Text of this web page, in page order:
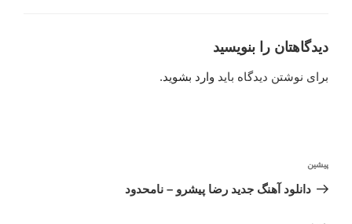
دیدگاهتان را بنویسید
برای نوشتن دیدگاه باید وارد بشوید.
نوشته
قبلی
پیشین
دانلود آهنگ جدید رضا پیشرو – نامحدود